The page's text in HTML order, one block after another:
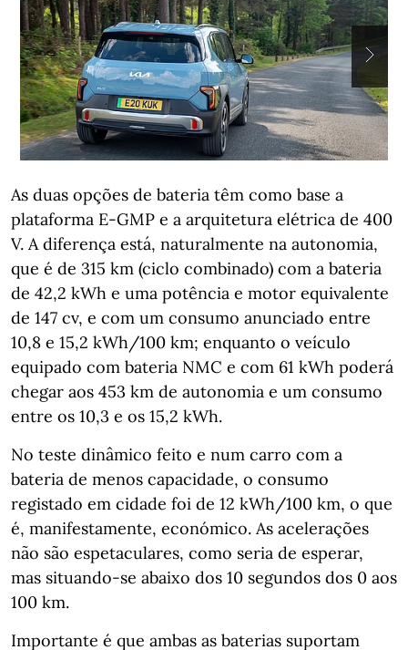
As duas opções de bateria têm como base a
plataforma E-GMP e a arquitetura elétrica de 400
V. A diferença está, naturalmente na autonomia,
que é de 315 km (ciclo combinado) com a bateria
de 42,2 kWh e uma potência e motor equivalente
de 147 cv, e com um consumo anunciado entre
10,8 e 15,2 kWh/100 km; enquanto o veículo
equipado com bateria NMC e com 61 kWh poderá
chegar aos 453 km de autonomia e um consumo
entre os 10,3 e os 15,2 kWh.
No teste dinâmico feito e num carro com a
bateria de menos capacidade, o consumo
registado em cidade foi de 12 kWh/100 km, o que
é, manifestamente, económico. As acelerações
não são espetaculares, como seria de esperar,
mas situando-se abaixo dos 10 segundos dos 0 aos
100 km.
Importante é que ambas as baterias suportam